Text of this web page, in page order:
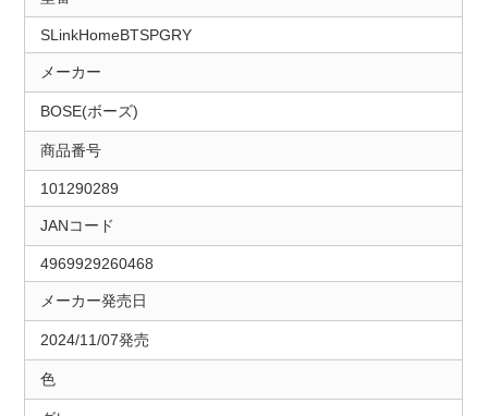
SLinkHomeBTSPGRY
メーカー
BOSE(ボーズ)
商品番号
101290289
JANコード
4969929260468
メーカー発売日
2024/11/07発売
色